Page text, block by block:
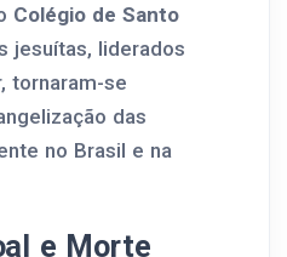
Colégio de Santo
jesuítas, liderados
tornaram-se
das
no Brasil e na
e Morte